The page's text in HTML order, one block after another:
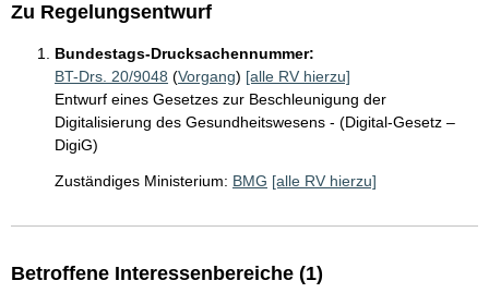
Zu Regelungsentwurf
Bundestags-Drucksachennummer:
BT-Drs. 20/9048 (Vorgang) [alle RV hierzu]
Entwurf eines Gesetzes zur Beschleunigung der
Digitalisierung des Gesundheitswesens - (Digital-Gesetz –
DigiG)
Zuständiges Ministerium: BMG [alle RV hierzu]
Betroffene Interessenbereiche (1)